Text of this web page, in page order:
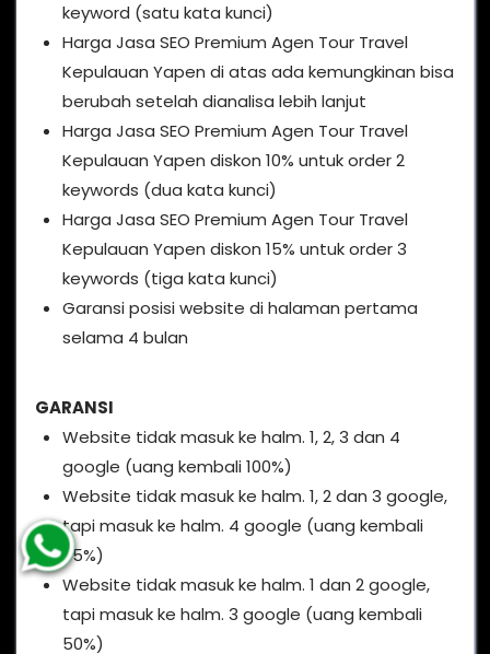
keyword (satu kata kunci)
Harga Jasa SEO Premium Agen Tour Travel
Kepulauan Yapen di atas ada kemungkinan bisa
berubah setelah dianalisa lebih lanjut
Harga Jasa SEO Premium Agen Tour Travel
Kepulauan Yapen diskon 10% untuk order 2
keywords (dua kata kunci)
Harga Jasa SEO Premium Agen Tour Travel
Kepulauan Yapen diskon 15% untuk order 3
keywords (tiga kata kunci)
Garansi posisi website di halaman pertama
selama 4 bulan
GARANSI
Website tidak masuk ke halm. 1, 2, 3 dan 4
google (uang kembali 100%)
Website tidak masuk ke halm. 1, 2 dan 3 google,
tapi masuk ke halm. 4 google (uang kembali
75%)
Website tidak masuk ke halm. 1 dan 2 google,
tapi masuk ke halm. 3 google (uang kembali
50%)